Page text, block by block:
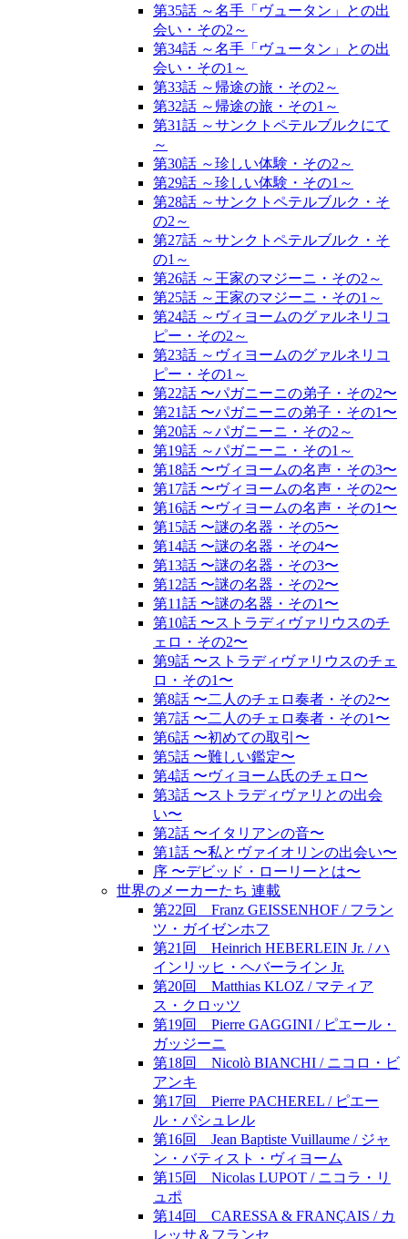
第35話 ～名手「ヴュータン」との出
会い・その2～
第34話 ～名手「ヴュータン」との出
会い・その1～
第33話 ～帰途の旅・その2～
第32話 ～帰途の旅・その1～
第31話 ～サンクトペテルブルクにて
～
第30話 ～珍しい体験・その2～
第29話 ～珍しい体験・その1～
第28話 ～サンクトペテルブルク・そ
の2～
第27話 ～サンクトペテルブルク・そ
の1～
第26話 ～王家のマジーニ・その2～
第25話 ～王家のマジーニ・その1～
第24話 ～ヴィヨームのグァルネリコ
ピー・その2～
第23話 ～ヴィヨームのグァルネリコ
ピー・その1～
第22話 〜パガニーニの弟子・その2〜
第21話 〜パガニーニの弟子・その1〜
第20話 ～パガニーニ・その2～
第19話 ～パガニーニ・その1～
第18話 〜ヴィヨームの名声・その3〜
第17話 〜ヴィヨームの名声・その2〜
第16話 〜ヴィヨームの名声・その1〜
第15話 〜謎の名器・その5〜
第14話 〜謎の名器・その4〜
第13話 〜謎の名器・その3〜
第12話 〜謎の名器・その2〜
第11話 〜謎の名器・その1〜
第10話 〜ストラディヴァリウスのチ
ェロ・その2〜
第9話 〜ストラディヴァリウスのチェ
ロ・その1〜
第8話 〜二人のチェロ奏者・その2〜
第7話 〜二人のチェロ奏者・その1〜
第6話 〜初めての取引〜
第5話 〜難しい鑑定〜
第4話 〜ヴィヨーム氏のチェロ〜
第3話 〜ストラディヴァリとの出会
い〜
第2話 〜イタリアンの音〜
第1話 〜私とヴァイオリンの出会い〜
序 〜デビッド・ローリーとは〜
世界のメーカーたち 連載
第22回 Franz GEISSENHOF / フラン
ツ・ガイゼンホフ
第21回 Heinrich HEBERLEIN Jr. / ハ
インリッヒ・ヘバーライン Jr.
第20回 Matthias KLOZ / マティア
ス・クロッツ
第19回 Pierre GAGGINI / ピエール・
ガッジーニ
第18回 Nicolò BIANCHI / ニコロ・ビ
アンキ
第17回 Pierre PACHEREL / ピエー
ル・パシュレル
第16回 Jean Baptiste Vuillaume / ジャ
ン・バティスト・ヴィヨーム
第15回 Nicolas LUPOT / ニコラ・リ
ュポ
第14回 CARESSA & FRANÇAIS / カ
レッサ＆フランセ